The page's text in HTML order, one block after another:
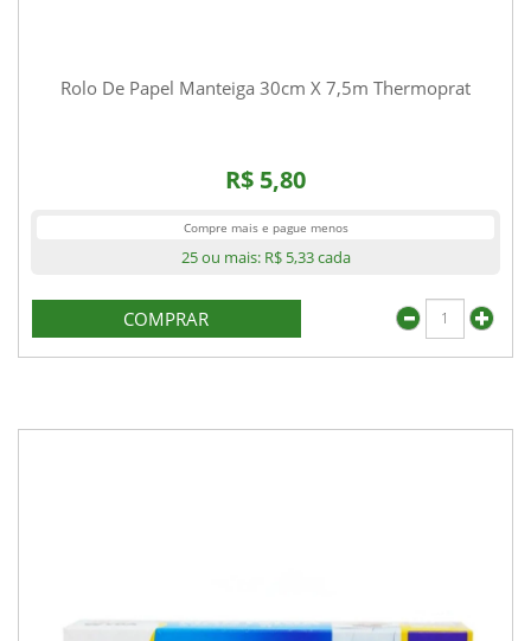
Rolo De Papel Manteiga 30cm X 7,5m Thermoprat
R$ 5,80
Compre mais e pague menos
25 ou mais: R$ 5,33cada
COMPRAR